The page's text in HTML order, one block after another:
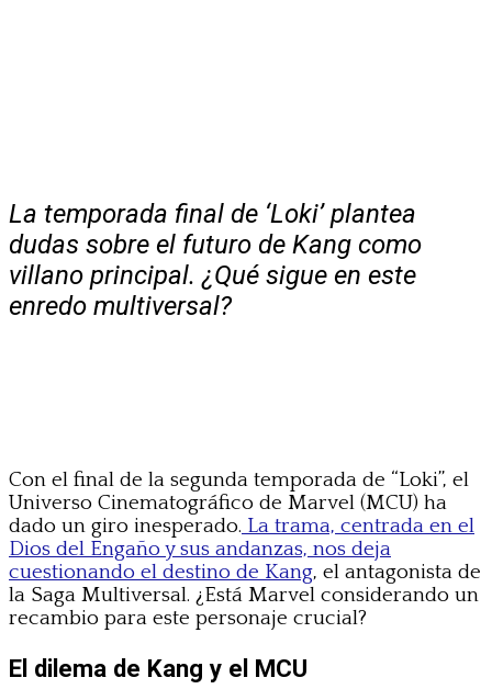
La temporada final de ‘Loki’ plantea
dudas sobre el futuro de Kang como
villano principal. ¿Qué sigue en este
enredo multiversal?
Con el final de la segunda temporada de “Loki”, el
Universo Cinematográfico de Marvel (MCU) ha
dado un giro inesperado. La trama, centrada en el
Dios del Engaño y sus andanzas, nos deja
cuestionando el destino de Kang, el antagonista de
la Saga Multiversal. ¿Está Marvel considerando un
recambio para este personaje crucial?
El dilema de Kang y el MCU